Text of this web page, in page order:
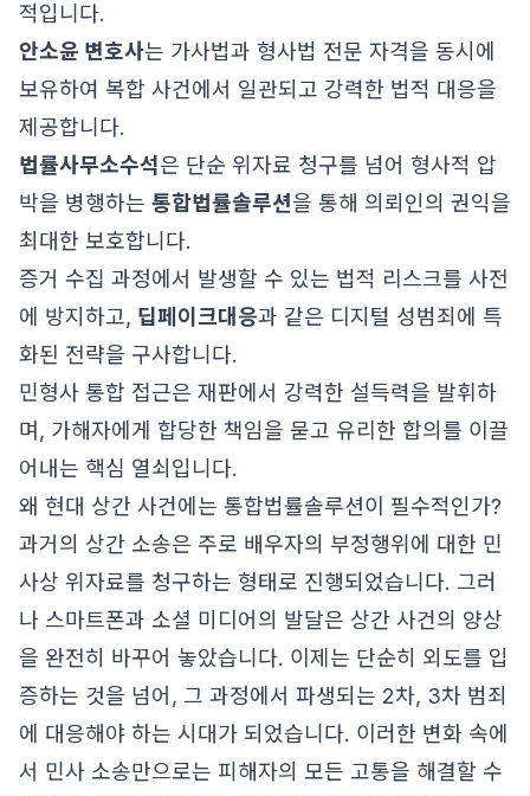
적입니다.
안소윤 변호사는 가사법과 형사법 전문 자격을 동시에
보유하여 복합 사건에서 일관되고 강력한 법적 대응을
제공합니다.
법률사무소수석은 단순 위자료 청구를 넘어 형사적 압
박을 병행하는 통합법률솔루션을 통해 의뢰인의 권익을
최대한 보호합니다.
증거 수집 과정에서 발생할 수 있는 법적 리스크를 사전
에 방지하고, 딥페이크대응과 같은 디지털 성범죄에 특
화된 전략을 구사합니다.
민형사 통합 접근은 재판에서 강력한 설득력을 발휘하
며, 가해자에게 합당한 책임을 묻고 유리한 합의를 이끌
어내는 핵심 열쇠입니다.
왜 현대 상간 사건에는 통합법률솔루션이 필수적인가?
과거의 상간 소송은 주로 배우자의 부정행위에 대한 민
사상 위자료를 청구하는 형태로 진행되었습니다. 그러
나 스마트폰과 소셜 미디어의 발달은 상간 사건의 양상
을 완전히 바꾸어 놓았습니다. 이제는 단순히 외도를 입
증하는 것을 넘어, 그 과정에서 파생되는 2차, 3차 범죄
에 대응해야 하는 시대가 되었습니다. 이러한 변화 속에
서 민사 소송만으로는 피해자의 모든 고통을 해결할 수